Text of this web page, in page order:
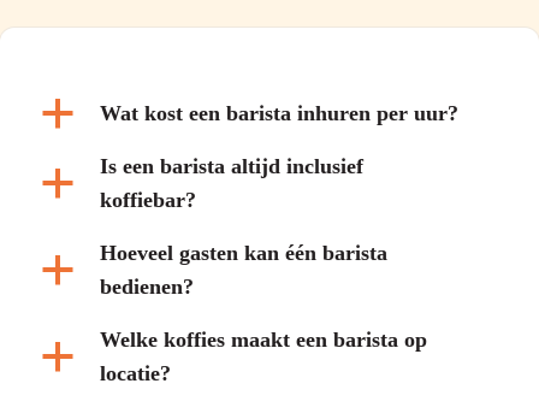
a Wat kost een barista inhuren per uur?
a
Is een barista altijd inclusief
koffiebar?
a
Hoeveel gasten kan één barista
bedienen?
a
Welke koffies maakt een barista op
locatie?